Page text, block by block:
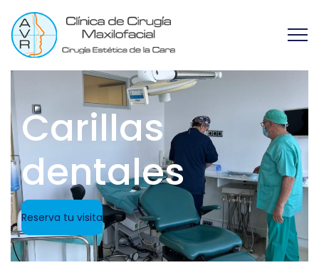
Carillas
dentales
Reserva tu visita